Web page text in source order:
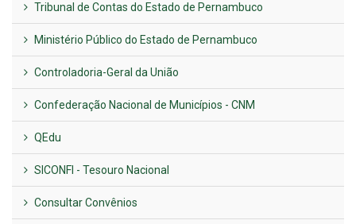
Tribunal de Contas do Estado de Pernambuco
Ministério Público do Estado de Pernambuco
Controladoria-Geral da União
Confederação Nacional de Municípios - CNM
QEdu
SICONFI - Tesouro Nacional
Consultar Convênios